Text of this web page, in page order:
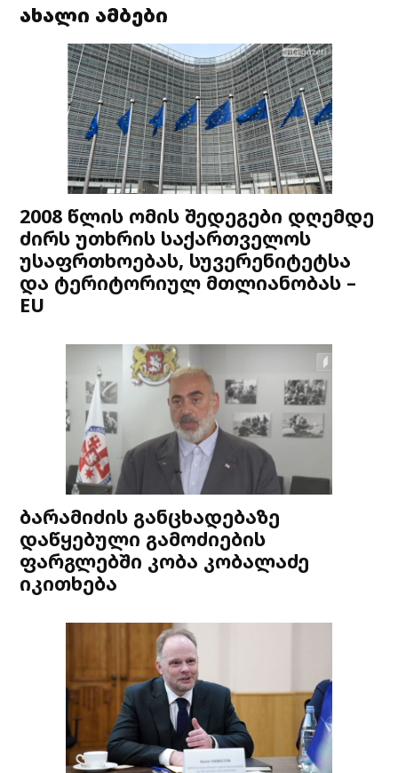
ახალი ამბები
2008 წლის ომის შედეგები დღემდე
ძირს უთხრის საქართველოს
უსაფრთხოებას, სუვერენიტეტსა
და ტერიტორიულ მთლიანობას –
EU
ბარამიძის განცხადებაზე
დაწყებული გამოძიების
ფარგლებში კობა კობალაძე
იკითხება